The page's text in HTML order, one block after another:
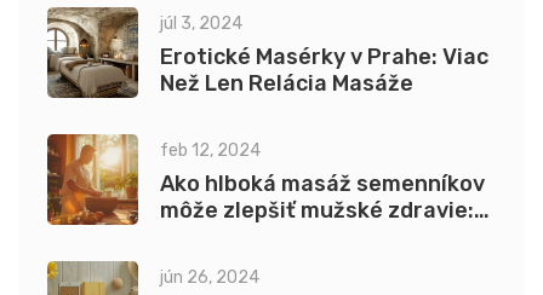
júl 3, 2024
Erotické Masérky v Prahe: Viac
Než Len Relácia Masáže
feb 12, 2024
Ako hlboká masáž semenníkov
môže zlepšiť mužské zdravie:
jún 26, 2024